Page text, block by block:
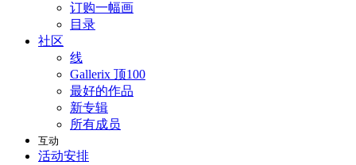
订购一幅画
目录
社区
线
Gallerix 顶100
最好的作品
新专辑
所有成员
互动
活动安排